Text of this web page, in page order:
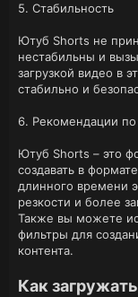
5. Стабильность
Ютуб Shorts не
нестабильны и
загрузкой видео в
стабильно и
6. Рекомендации
Ютуб Shorts – это
создавать в
длинного времени
резкости и более
Также вы можете
фильтры для
контента.
Как